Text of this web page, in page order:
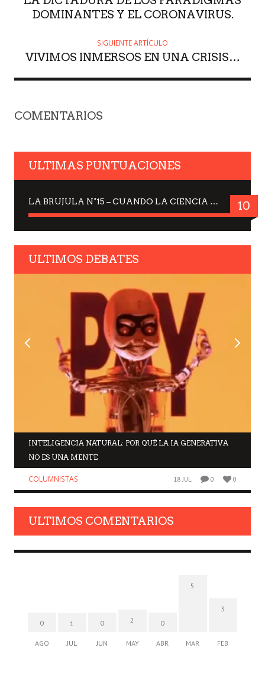
DOMINANTES Y EL CORONAVIRUS.
SIGUIENTE ARTÍCULO
VIVIMOS INMERSOS EN UNA CRISIS…
COMENTARIOS
ULTIMAS PUNTUACIONES
LA BRUJULA N°15 – CUANDO LA CIENCIA MIRA AL CIELO, DRA. ELISABETH KÜBLER-ROSS 10
ULTIMOS DEBATES
INTELIGENCIA NATURAL: POR QUÉ LA IA GENERATIVA
NO ES UNA MENTE
COLUMNISTAS 18 JUL 0 0
ULTIMOS COMENTARIOS
0
AGO
1
JUL
0
JUN
2
MAY
0
ABR
5
MAR
3
FEB